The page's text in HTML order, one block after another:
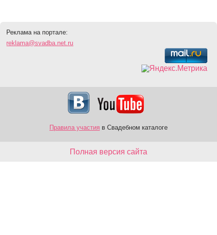
Реклама на портале:
reklama@svadba.net.ru
Правила участия в Свадебном каталоге
Полная версия сайта